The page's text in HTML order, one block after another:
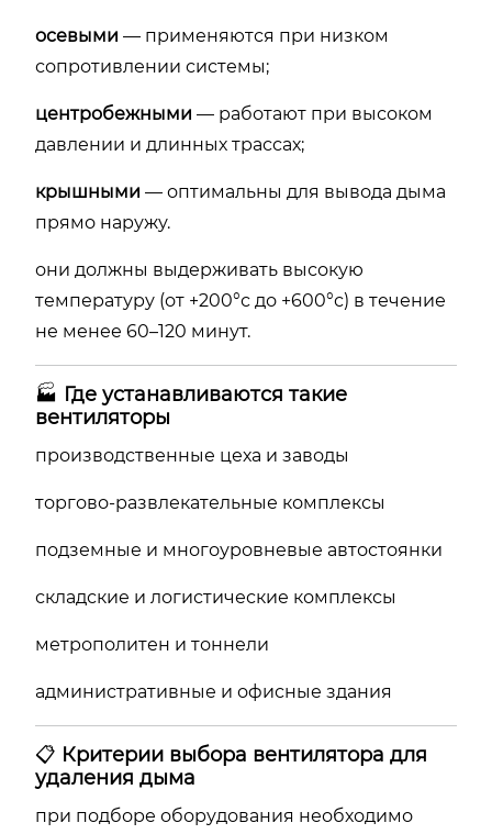
осевыми — применяются при низком
сопротивлении системы;
центробежными — работают при высоком
давлении и длинных трассах;
крышными — оптимальны для вывода дыма
прямо наружу.
они должны выдерживать высокую
температуру (от +200°с до +600°с) в течение
не менее 60–120 минут.
🏭 Где устанавливаются такие
вентиляторы
производственные цеха и заводы
торгово-развлекательные комплексы
подземные и многоуровневые автостоянки
складские и логистические комплексы
метрополитен и тоннели
административные и офисные здания
📋 Критерии выбора вентилятора для
удаления дыма
при подборе оборудования необходимо